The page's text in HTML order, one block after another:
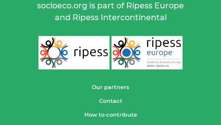
socioeco.org is part of Ripess Europe
and Ripess Intercontinental
Our partners
Contact
How to contribute